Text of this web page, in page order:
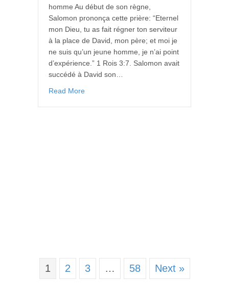
homme Au début de son règne,
Salomon prononça cette prière: “Eternel
mon Dieu, tu as fait régner ton serviteur
à la place de David, mon père; et moi je
ne suis qu’un jeune homme, je n’ai point
d’expérience.” 1 Rois 3:7. Salomon avait
succédé à David son…
Read More
1 2 3 … 58 Next »